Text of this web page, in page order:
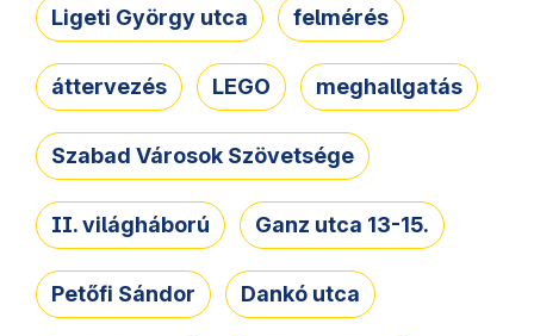
Ligeti György utca felmérés
áttervezés LEGO meghallgatás
Szabad Városok Szövetsége
II. világháború Ganz utca 13-15.
Petőfi Sándor Dankó utca